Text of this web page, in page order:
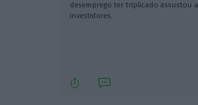
desemprego ter triplicado assustou
investidores.